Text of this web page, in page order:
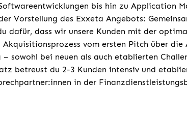
bis hin zu Application
Vorstellung des Exxeta Angebots:
dafür, dass wir unsere Kunden mit der
vom ersten Pitch über die
sowohl bei neuen als auch etablierten
betreust du 2-3 Kunden intensiv und
in der